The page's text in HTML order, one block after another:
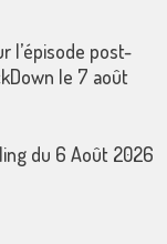
l’épisode post-
le 7 août
du 6 Août 2026